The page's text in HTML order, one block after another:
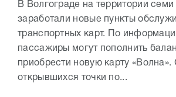
В Волгограде на территории семи
заработали новые пункты
транспортных карт. По
пассажиры могут пополнить
приобрести новую карту «Волна».
открывшихся точки по...